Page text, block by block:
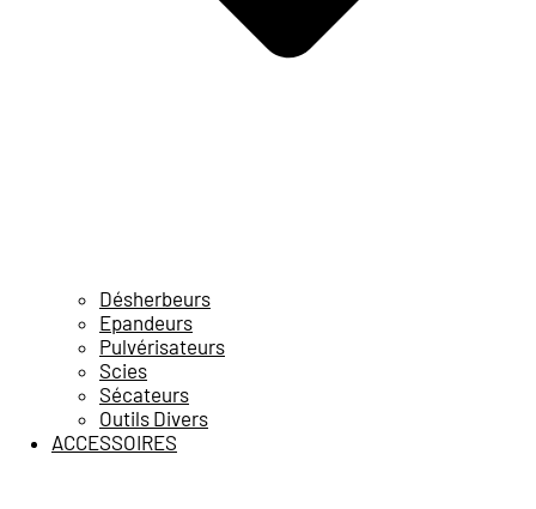
Désherbeurs
Epandeurs
Pulvérisateurs
Scies
Sécateurs
Outils Divers
ACCESSOIRES